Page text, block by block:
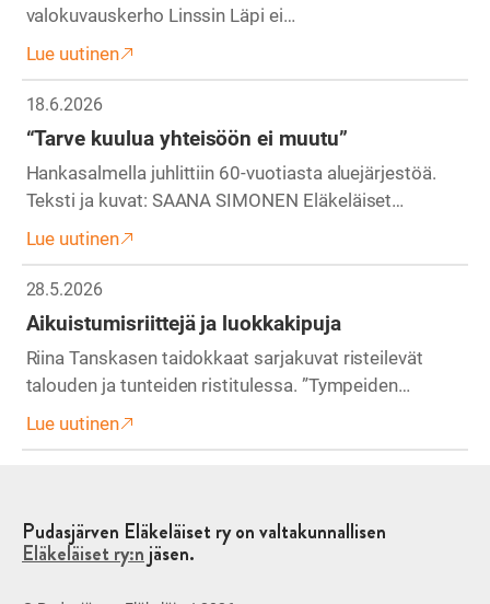
valokuvauskerho Linssin Läpi ei…
Lue uutinen
18.6.2026
“Tarve kuulua yhteisöön ei muutu”
Hankasalmella juhlittiin 60-vuotiasta aluejärjestöä.
Teksti ja kuvat: SAANA SIMONEN Eläkeläiset…
Lue uutinen
28.5.2026
Aikuistumisriittejä ja luokkakipuja
Riina Tanskasen taidokkaat sarjakuvat risteilevät
talouden ja tunteiden ristitulessa. ”Tympeiden…
Lue uutinen
Pudasjärven Eläkeläiset ry on valtakunnallisen
Eläkeläiset ry:n jäsen.